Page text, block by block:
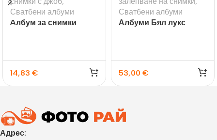
Сватбени албуми
Aлбум за снимки
14,83 €
Сватбени албуми
Албуми Бял лукс
53,00 €
Адрес: